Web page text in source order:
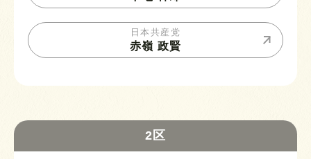
日本共産党
赤嶺 政賢
2区